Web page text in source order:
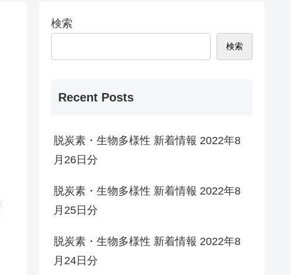
検索
検索
Recent Posts
脱炭素・生物多様性 新着情報 2022年8
月26日分
脱炭素・生物多様性 新着情報 2022年8
月25日分
脱炭素・生物多様性 新着情報 2022年8
月24日分